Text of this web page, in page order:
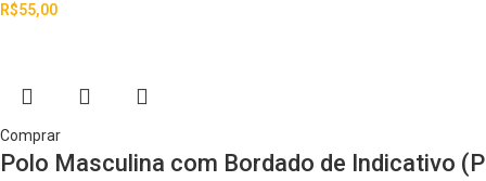
R$55,00
Comprar
Polo Masculina com Bordado de Indicativo (P